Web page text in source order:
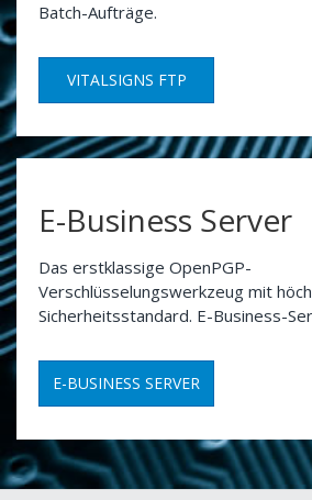
Batch-Aufträge.
VITALSIGNS FTP
E-Business Server
Das erstklassige OpenPGP-
Verschlüsselungswerkzeug mit
Sicherheitsstandard. E-Business-
E-BUSINESS SERVER